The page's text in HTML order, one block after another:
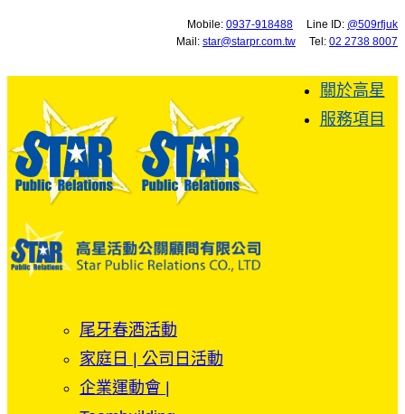
Mobile: 0937-918488 Line ID: @509rfjuk
Mail: star@starpr.com.tw Tel: 02 2738 8007
關於高星
服務項目
尾牙春酒活動
家庭日 | 公司日活動
企業運動會 |